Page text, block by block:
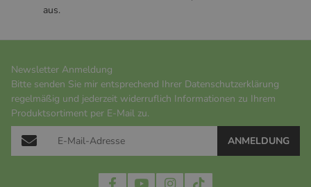
aus.
Newsletter Anmeldung
Bitte senden Sie mir entsprechend Ihrer Datenschutzerklärung
regelmäßig und jederzeit widerruflich Informationen zu Ihrem
Produktsortiment per E-Mail zu.
ANMELDUNG